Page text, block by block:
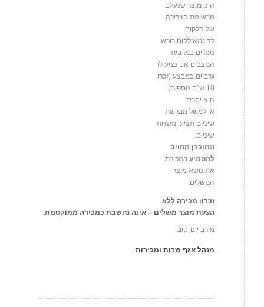
הינו מוצר שנעלם
מרשימת הצריכה
של הלקוח.
לדוגמא:לקוח רוכש
נעליים במרבית
המצבים אם נציע לו
גרביים במבצע (זכרו
10 ש"ח נוספים)
הוא יסכים.
או למשל מברשת
שיניים תציעו משחת
שיניים.
המוכרן מחויב
להטמיע במכירתו
את נושא מוצר
המשלים.
זכרו: מכירה ללא
הצעת מוצר משלים – אינה נחשבת כמכירה ממוקסמת.
מירב יום-טוב
מנהל אגף שרות ומכירות